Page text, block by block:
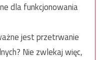
dla funkcjonowania
jest przetrwanie
Nie zwlekaj więc,